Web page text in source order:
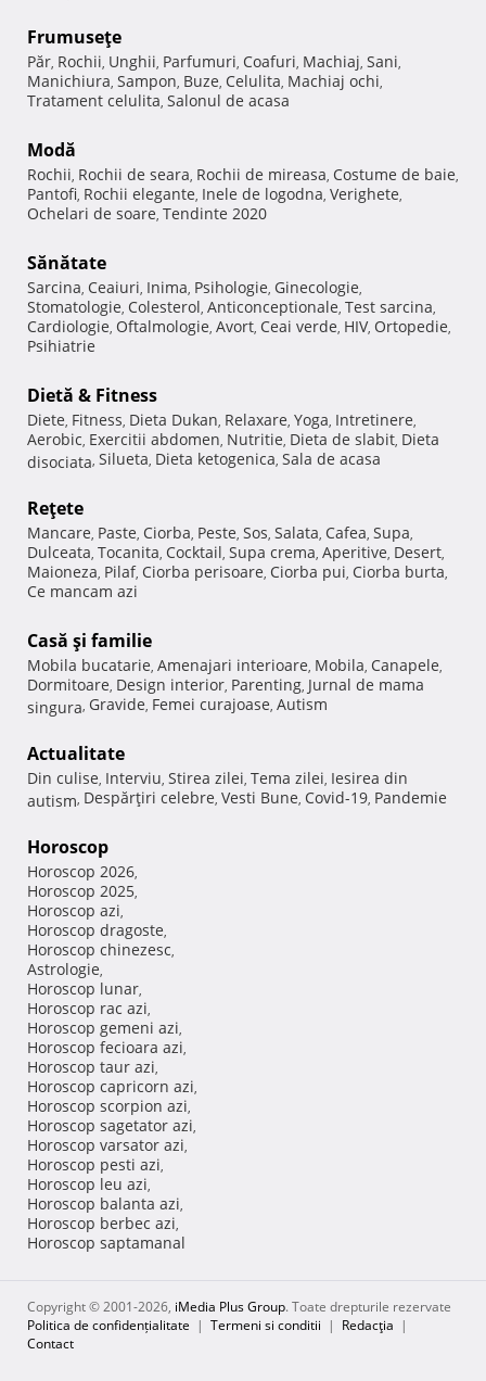
Frumuseţe
Păr, Rochii, Unghii, Parfumuri, Coafuri, Machiaj, Sani,
Manichiura, Sampon, Buze, Celulita, Machiaj ochi,
Tratament celulita, Salonul de acasa
Modă
Rochii, Rochii de seara, Rochii de mireasa, Costume de baie,
Pantofi, Rochii elegante, Inele de logodna, Verighete,
Ochelari de soare, Tendinte 2020
Sănătate
Sarcina, Ceaiuri, Inima, Psihologie, Ginecologie,
Stomatologie, Colesterol, Anticonceptionale, Test sarcina,
Cardiologie, Oftalmologie, Avort, Ceai verde, HIV, Ortopedie,
Psihiatrie
Dietă & Fitness
Diete, Fitness, Dieta Dukan, Relaxare, Yoga, Intretinere,
Aerobic, Exercitii abdomen, Nutritie, Dieta de slabit, Dieta
disociata, Silueta, Dieta ketogenica, Sala de acasa
Reţete
Mancare, Paste, Ciorba, Peste, Sos, Salata, Cafea, Supa,
Dulceata, Tocanita, Cocktail, Supa crema, Aperitive, Desert,
Maioneza, Pilaf, Ciorba perisoare, Ciorba pui, Ciorba burta,
Ce mancam azi
Casă şi familie
Mobila bucatarie, Amenajari interioare, Mobila, Canapele,
Dormitoare, Design interior, Parenting, Jurnal de mama
singura, Gravide, Femei curajoase, Autism
Actualitate
Din culise, Interviu, Stirea zilei, Tema zilei, Iesirea din
autism, Despărţiri celebre, Vesti Bune, Covid-19, Pandemie
Horoscop
Horoscop 2026,
Horoscop 2025,
Horoscop azi,
Horoscop dragoste,
Horoscop chinezesc,
Astrologie,
Horoscop lunar,
Horoscop rac azi,
Horoscop gemeni azi,
Horoscop fecioara azi,
Horoscop taur azi,
Horoscop capricorn azi,
Horoscop scorpion azi,
Horoscop sagetator azi,
Horoscop varsator azi,
Horoscop pesti azi,
Horoscop leu azi,
Horoscop balanta azi,
Horoscop berbec azi,
Horoscop saptamanal
Copyright © 2001-2026, iMedia Plus Group. Toate drepturile rezervate
Politica de confidențialitate | Termeni si conditii | Redacţia |
Contact